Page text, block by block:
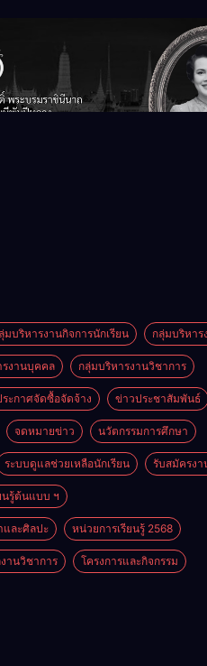
มบริหารงานกิจการนักเรียน กลุ่มบริหา
รงานบุคคล กลุ่มบริหารงานวิชาการ
ะกาศจัดซื้อจัดจ้าง ข่าวประชาสัมพันธ์
จดหมายข่าว นวัตกรรมการศึกษา
ระบบดูแลช่วยเหลือนักเรียน รับสมัครงา
นรู้ต้นแบบ ฯ
และศิลปะ หน่วยการเรียนรู้ 2568
านวิชาการ โครงการและกิจกรรม